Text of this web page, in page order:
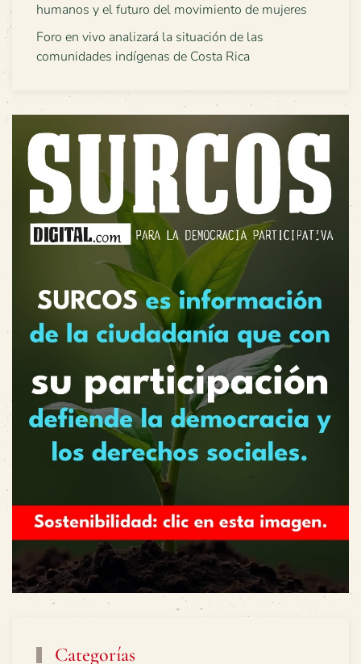
humanos y el futuro del movimiento de mujeres
Foro en vivo analizará la situación de las
comunidades indígenas de Costa Rica
Categorías